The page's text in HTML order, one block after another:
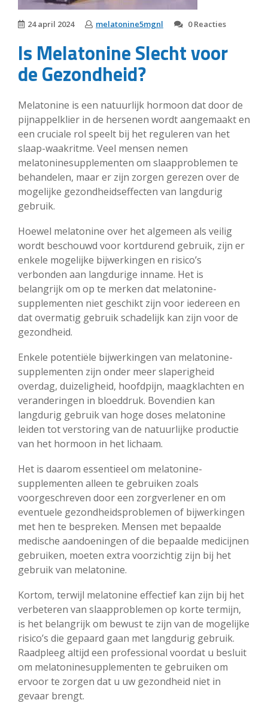
24 april 2024 melatonine5mgnl 0 Reacties
Is Melatonine Slecht voor
de Gezondheid?
Melatonine is een natuurlijk hormoon dat door de
pijnappelklier in de hersenen wordt aangemaakt en
een cruciale rol speelt bij het reguleren van het
slaap-waakritme. Veel mensen nemen
melatoninesupplementen om slaapproblemen te
behandelen, maar er zijn zorgen gerezen over de
mogelijke gezondheidseffecten van langdurig
gebruik.
Hoewel melatonine over het algemeen als veilig
wordt beschouwd voor kortdurend gebruik, zijn er
enkele mogelijke bijwerkingen en risico’s
verbonden aan langdurige inname. Het is
belangrijk om op te merken dat melatonine-
supplementen niet geschikt zijn voor iedereen en
dat overmatig gebruik schadelijk kan zijn voor de
gezondheid.
Enkele potentiële bijwerkingen van melatonine-
supplementen zijn onder meer slaperigheid
overdag, duizeligheid, hoofdpijn, maagklachten en
veranderingen in bloeddruk. Bovendien kan
langdurig gebruik van hoge doses melatonine
leiden tot verstoring van de natuurlijke productie
van het hormoon in het lichaam.
Het is daarom essentieel om melatonine-
supplementen alleen te gebruiken zoals
voorgeschreven door een zorgverlener en om
eventuele gezondheidsproblemen of bijwerkingen
met hen te bespreken. Mensen met bepaalde
medische aandoeningen of die bepaalde medicijnen
gebruiken, moeten extra voorzichtig zijn bij het
gebruik van melatonine.
Kortom, terwijl melatonine effectief kan zijn bij het
verbeteren van slaapproblemen op korte termijn,
is het belangrijk om bewust te zijn van de mogelijke
risico’s die gepaard gaan met langdurig gebruik.
Raadpleeg altijd een professional voordat u besluit
om melatoninesupplementen te gebruiken om
ervoor te zorgen dat u uw gezondheid niet in
gevaar brengt.